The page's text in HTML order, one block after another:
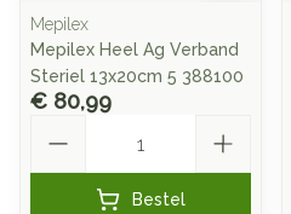
Mepilex
Mepilex Heel Ag Verband
Steriel 13x20cm 5 388100
€ 80,99
Bestel